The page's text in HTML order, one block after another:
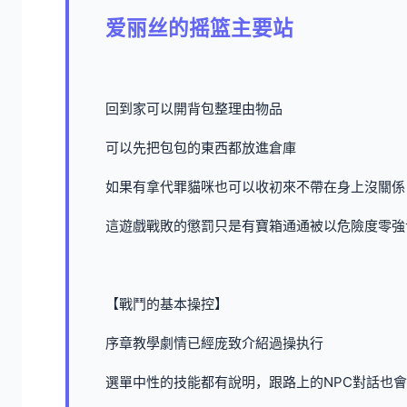
爱丽丝的摇篮主要站
回到家可以開背包整理由物品
可以先把包包的東西都放進倉庫
如果有拿代罪貓咪也可以收初來不帶在身上沒關係
這遊戲戰敗的懲罰只是有寶箱通通被以危險度零
【戰鬥的基本操控】
序章教學劇情已經庞致介紹過操执行
選單中性的技能都有說明，跟路上的NPC對話也